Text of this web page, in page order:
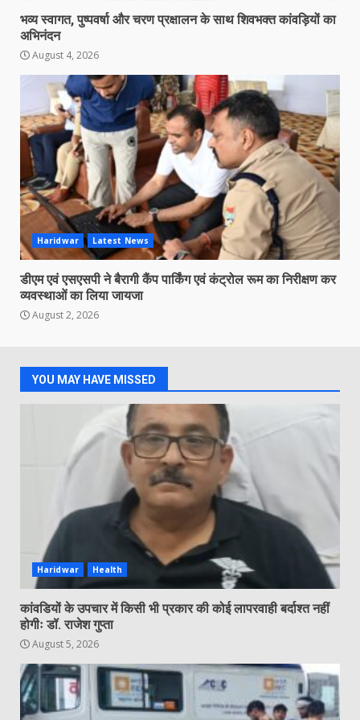
भव्य स्वागत, पुष्पवर्षा और चरण प्रक्षालन के साथ शिवभक्त कांवड़ियों का
अभिनंदन
August 4, 2026
Haridwar Latest News
डीएम एवं एसएसपी ने बैरागी कैंप पार्किंग एवं कंट्रोल रूम का निरीक्षण कर
व्यवस्थाओं का लिया जायजा
August 2, 2026
YOU MAY HAVE MISSED
Haridwar Health
कांवडियों के उपचार में किसी भी प्रकार की कोई लापरवाही बर्दाश्त नहीं
होगीः डॉ. राजेश गुप्ता
August 5, 2026